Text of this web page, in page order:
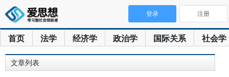
首页 法学 经济学 政治学 国际关系 社会学
登录 注册
文章列表